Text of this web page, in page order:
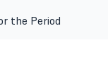
the Period